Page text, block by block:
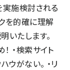
実施検討される
を的確に理解
いたします。
・検索サイト
ウがない。 ・リ